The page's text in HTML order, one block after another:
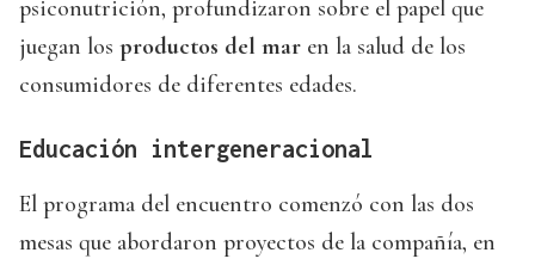
psiconutrición, profundizaron sobre el papel que
juegan los productos del mar en la salud de los
consumidores de diferentes edades.
Educación intergeneracional
El programa del encuentro comenzó con las dos
mesas que abordaron proyectos de la compañía, en